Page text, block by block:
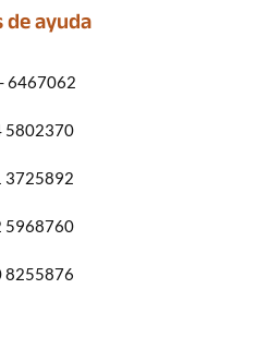
de ayuda
6467062
5802370
3725892
5968760
8255876